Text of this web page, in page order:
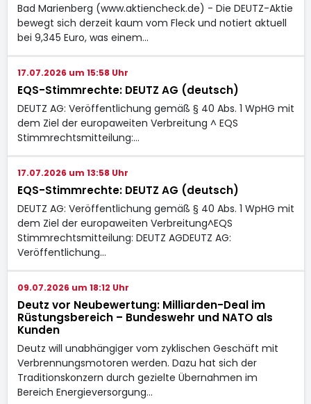
Bad Marienberg (www.aktiencheck.de) - Die DEUTZ-Aktie
bewegt sich derzeit kaum vom Fleck und notiert aktuell
bei 9,345 Euro, was einem…
17.07.2026 um 15:58 Uhr
EQS-Stimmrechte: DEUTZ AG (deutsch)
DEUTZ AG: Veröffentlichung gemäß § 40 Abs. 1 WpHG mit
dem Ziel der europaweiten Verbreitung ^ EQS
Stimmrechtsmitteilung:…
17.07.2026 um 13:58 Uhr
EQS-Stimmrechte: DEUTZ AG (deutsch)
DEUTZ AG: Veröffentlichung gemäß § 40 Abs. 1 WpHG mit
dem Ziel der europaweiten Verbreitung^EQS
Stimmrechtsmitteilung: DEUTZ AGDEUTZ AG:
Veröffentlichung…
09.07.2026 um 18:12 Uhr
Deutz vor Neubewertung: Milliarden-Deal im
Rüstungsbereich – Bundeswehr und NATO als
Kunden
Deutz will unabhängiger vom zyklischen Geschäft mit
Verbrennungsmotoren werden. Dazu hat sich der
Traditionskonzern durch gezielte Übernahmen im
Bereich Energieversorgung…